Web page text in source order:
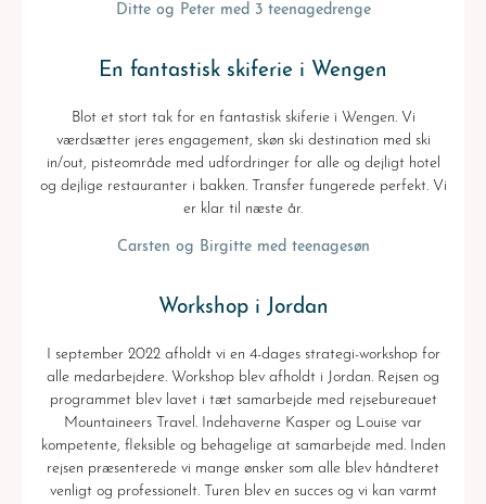
Ditte og Peter med 3 teenagedrenge
En fantastisk skiferie i Wengen
Blot et stort tak for en fantastisk skiferie i Wengen. Vi
værdsætter jeres engagement, skøn ski destination med ski
in/out, pisteområde med udfordringer for alle og dejligt hotel
og dejlige restauranter i bakken. Transfer fungerede perfekt. Vi
er klar til næste år.
Carsten og Birgitte med teenagesøn
Workshop i Jordan
I september 2022 afholdt vi en 4-dages strategi-workshop for
alle medarbejdere. Workshop blev afholdt i Jordan. Rejsen og
programmet blev lavet i tæt samarbejde med rejsebureauet
Mountaineers Travel. Indehaverne Kasper og Louise var
kompetente, fleksible og behagelige at samarbejde med. Inden
rejsen præsenterede vi mange ønsker som alle blev håndteret
venligt og professionelt. Turen blev en succes og vi kan varmt